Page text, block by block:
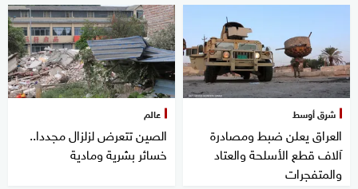
شرق أوسط
العراق يعلن ضبط ومصادرة
آلاف قطع الأسلحة والعتاد
والمتفجرات
عالم
الصين تتعرض لزلزال مجددا..
خسائر بشرية ومادية